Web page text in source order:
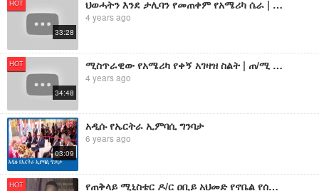
HOT
33:28
ህወሓትን እንደ ታሊባን የመጠቀም የአሜሪካ ሴራ | ባይደንን ያስነባው የአሜሪካ ትልቅ ውድቀት | ኢትዮጵያ ላይ መከራ ያመጣው የአሜሪካ ስህተት
4 years ago
HOT
34:48
ሚስጥራዊው የአሜሪካ የቀኝ አገዛዝ ስልት | ጠ/ሚ አብይ እንዲዘጋ ያደረጉት የአሜሪካ የጦር ቤዝ እና ቀጣይ ፈተናዎቻቸው
4 years ago
03:09
አዲሱ የኤርትራ ኢምባሲ ግንባታ
6 years ago
HOT የጠቅላይ ሚኒስቴር ዶ/ር ዐቢይ አህመድ የኖቤል የሰላም ሽልማት ለአፍሪካውያን አዲስ ተስፋ እና አንድነት መሆኑን የዛምቢያ ኢምባሲ አስታወቀ፡፡EBC